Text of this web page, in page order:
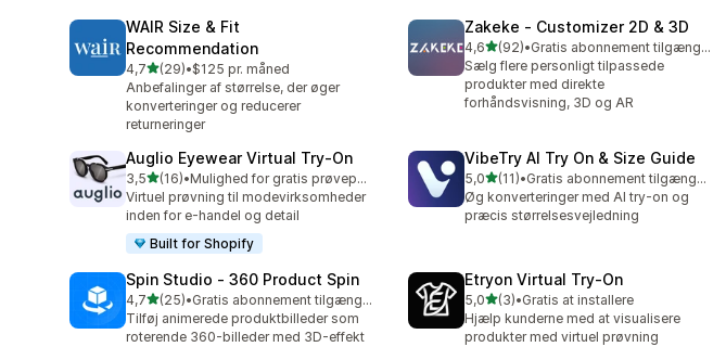
WAIR Size & Fit
Recommendation
4,7ud af 5 stjerner
(29)
29 anmeldelser i alt
•$125 pr. måned
Anbefalinger af størrelse, der øger
konverteringer og reducerer
returneringer
Zakeke ‑ Customizer 2D & 3D
4,6ud af 5 stjerner
(92)
92 anmeldelser i alt
•
Gratis abonnement tilgængeligt
Sælg flere personligt tilpassede
produkter med direkte
forhåndsvisning, 3D og AR
Auglio Eyewear Virtual Try‑On
3,5ud af 5 stjerner
(16)
16 anmeldelser i alt
•
Mulighed for gratis prøveperiode
Virtuel prøvning til modevirksomheder
inden for e-handel og detail
Built for Shopify
VibeTry AI Try On & Size Guide
5,0ud af 5 stjerner
(11)
11 anmeldelser i alt
•
Gratis abonnement tilgængeligt
Øg konverteringer med AI try-on og
præcis størrelsesvejledning
Spin Studio ‑ 360 Product Spin
4,7ud af 5 stjerner
(25)
25 anmeldelser i alt
•
Gratis abonnement tilgængeligt
Tilføj animerede produktbilleder som
roterende 360-billeder med 3D-effekt
Etryon Virtual Try‑On
5,0ud af 5 stjerner
(3)
3 anmeldelser i alt
•Gratis at installere
Hjælp kunderne med at visualisere
produkter med virtuel prøvning